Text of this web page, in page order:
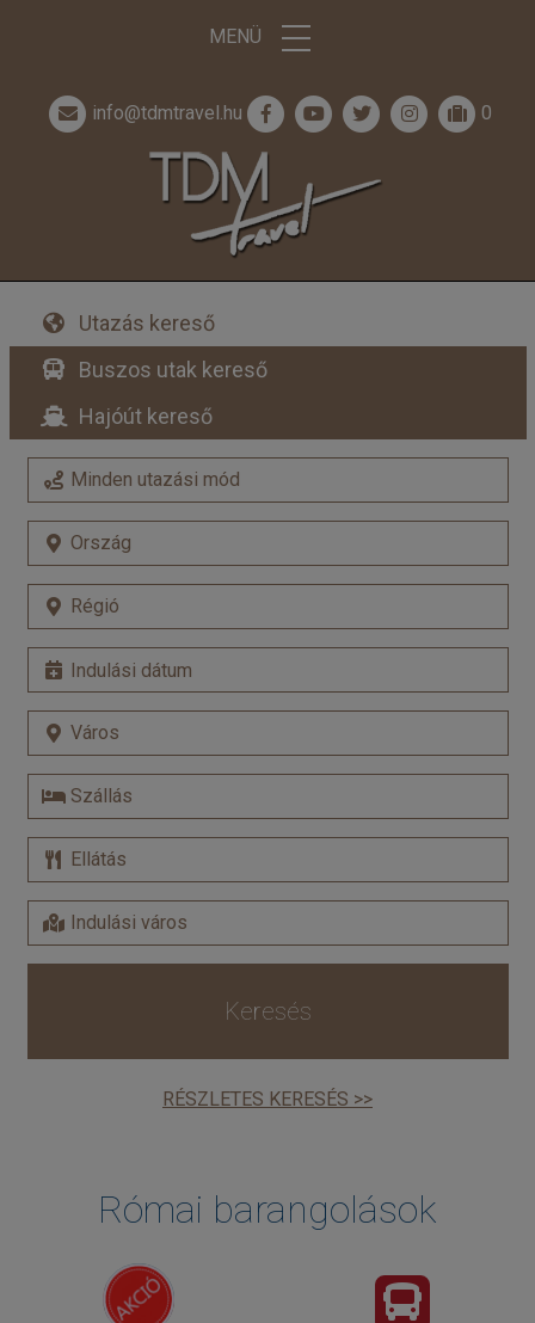
MENÜ
info@tdmtravel.hu 0
Utazás kereső
Buszos utak kereső
Hajóút kereső
Keresés
RÉSZLETES KERESÉS >>
Római barangolások